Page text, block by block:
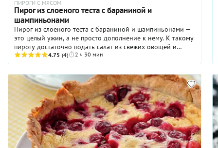
ПИРОГИ С МЯСОМ
Пирог из слоеного теста с бараниной и
шампиньонами
Пирог из слоеного теста с бараниной и шампиньонами —
это целый ужин, а не просто дополнение к нему. К такому
пирогу достаточно подать салат из свежих овощей и
накормить небольшую компанию, не забыв
«отлакировать» трапезу красным сухим вином. К пирогу
стоит купить ваше любимое красное с учетом того, что
стаканчик уйдет в начинку. Удобно то, что тесто для
пирога самостоятельно готовить не надо, подойдет
покупное слоеное — как дрожжевое, так и бездрожжевое.
Лучше покупать тесто в двух пластах. Вместо лука-шалота
можете использовать обычный репчатый лук. И обратите
внимание на количество чеснока: в пирог с бараниной
уйдет целая головка. Но если вы противник выраженного
чесночного вкуса, уменьшите количество по желанию.
4.75 (4) 2 ч 30 мин